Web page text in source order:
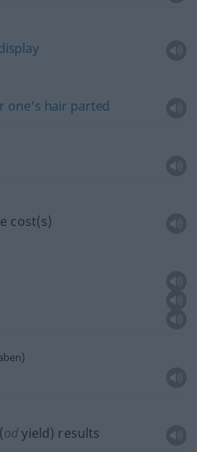
one’s hair parted
cost(s)
(odyield) results